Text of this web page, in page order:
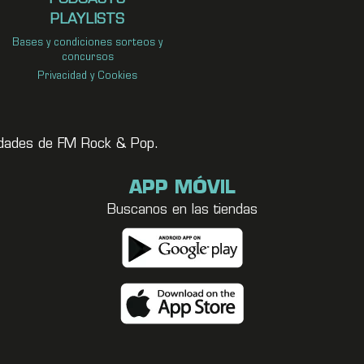
PLAYLISTS
Bases y condiciones sorteos y
concursos
Privacidad y Cookies
de FM Rock & Pop.
APP MÓVIL
Buscanos en las tiendas